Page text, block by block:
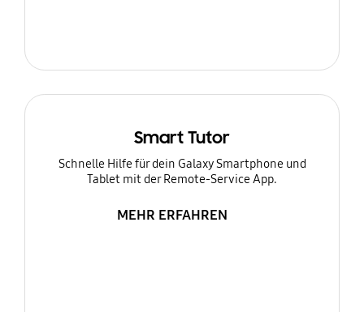
Smart Tutor
Schnelle Hilfe für dein Galaxy Smartphone und
Tablet mit der Remote-Service App.
MEHR ERFAHREN